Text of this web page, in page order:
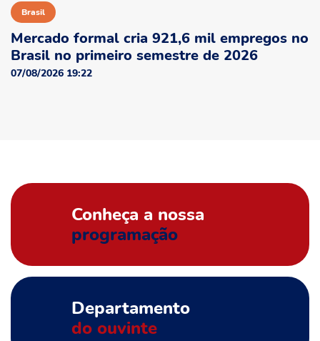
Brasil
Mercado formal cria 921,6 mil empregos no
Brasil no primeiro semestre de 2026
07/08/2026 19:22
Conheça a nossa
programação
Departamento
do ouvinte